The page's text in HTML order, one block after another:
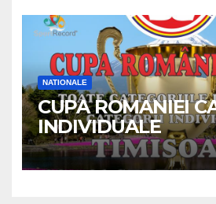
NATIONALE
CUPA ROMANIEI
INDIVIDUALE